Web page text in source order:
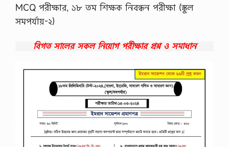
MCQ পরীক্ষার, ১৮ তম শিক্ষক নিবন্ধন পরীক্ষা (স্কুল
সমপর্যায়-২)
বিগত সালের সকল নিয়োগ পরীক্ষার প্রশ্ন ও সমাধান